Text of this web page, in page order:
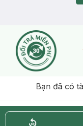
Bạn đã có